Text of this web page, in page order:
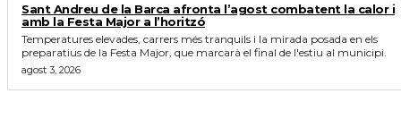
Sant Andreu de la Barca afronta l’agost combatent la calor i
amb la Festa Major a l’horitzó
Temperatures elevades, carrers més tranquils i la mirada posada en els
preparatius de la Festa Major, que marcarà el final de l'estiu al municipi.
agost 3, 2026